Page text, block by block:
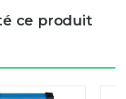
ce produit